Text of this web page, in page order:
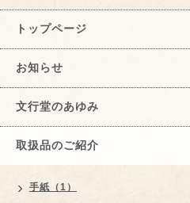
トップページ
お知らせ
文行堂のあゆみ
取扱品のご紹介
手紙（1）